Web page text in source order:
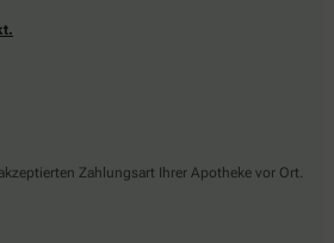
Zahlungsart Ihrer Apotheke vor Ort.